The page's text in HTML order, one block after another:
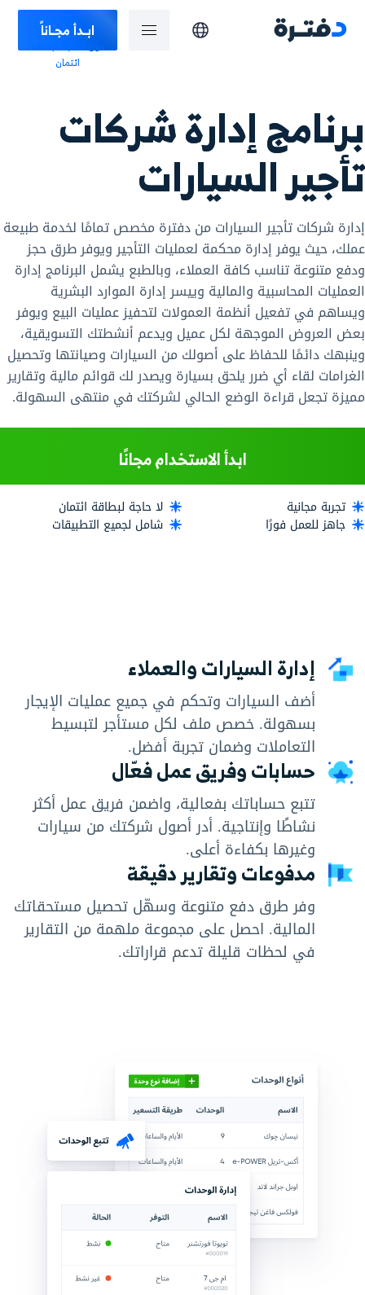
ابـدأ مجـاناً
دون الحاجة لبطاقة
ائتمان
برنامج إدارة شركات
تأجير السيارات
إدارة شركات تأجير السيارات من دفترة مخصص تمامًا لخدمة طبيعة
عملك، حيث يوفر إدارة محكمة لعمليات التأجير ويوفر طرق حجز
ودفع متنوعة تناسب كافة العملاء، وبالطبع يشمل البرنامج إدارة
العمليات المحاسبية والمالية وييسر إدارة الموارد البشرية
ويساهم في تفعيل أنظمة العمولات لتحفيز عمليات البيع ويوفر
بعض العروض الموجهة لكل عميل ويدعم أنشطتك التسويقية،
وينبهك دائمًا للحفاظ على أصولك من السيارات وصيانتها وتحصيل
الغرامات لقاء أي ضرر يلحق بسيارة ويصدر لك قوائم مالية وتقارير
مميزة تجعل قراءة الوضع الحالي لشركتك في منتهى السهولة.
ابدأ الاستخدام مجانًا
تجربة مجانية
لا حاجة لبطاقة ائتمان
جاهز للعمل فورًا
شامل لجميع التطبيقات
إدارة السيارات والعملاء
أضف السيارات وتحكم في جميع عمليات الإيجار
بسهولة. خصص ملف لكل مستأجر لتبسيط
التعاملات وضمان تجربة أفضل.
حسابات وفريق عمل فعّال
تتبع حساباتك بفعالية، واضمن فريق عمل أكثر
نشاطًا وإنتاجية. أدر أصول شركتك من سيارات
وغيرها بكفاءة أعلى.
مدفوعات وتقارير دقيقة
وفر طرق دفع متنوعة وسهّل تحصيل مستحقاتك
المالية. احصل على مجموعة ملهمة من التقارير
في لحظات قليلة تدعم قراراتك.